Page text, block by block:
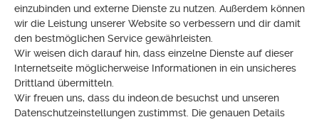
einzubinden und externe Dienste zu nutzen. Außerdem können
wir die Leistung unserer Website so verbessern und dir damit
den bestmöglichen Service gewährleisten.
Wir weisen dich darauf hin, dass einzelne Dienste auf dieser
Internetseite möglicherweise Informationen in ein unsicheres
Drittland übermitteln.
Wir freuen uns, dass du indeon.de besuchst und unseren
Datenschutzeinstellungen zustimmst. Die genauen Details